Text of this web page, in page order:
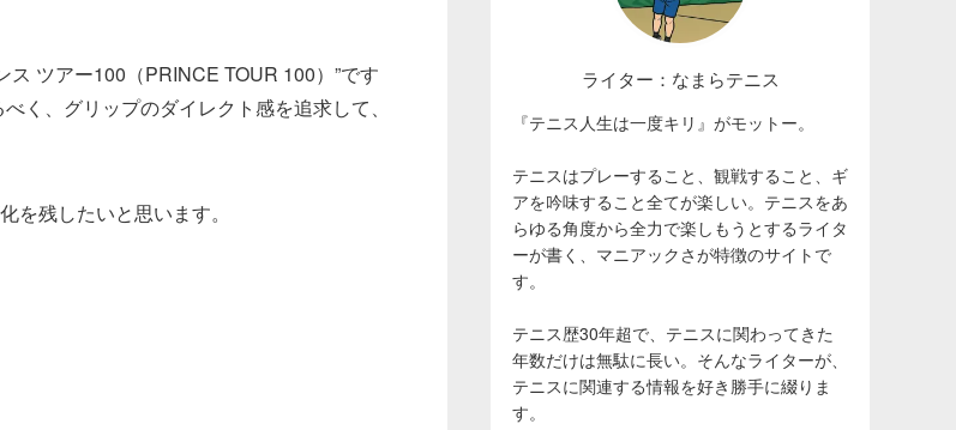
ツアー100（PRINCE TOUR 100）”です
く、グリップのダイレクト感を追求して、
を残したいと思います。
ライター：なまらテニス
『テニス人生は一度キリ』がモットー。
テニスはプレーすること、観戦すること、ギ
アを吟味すること全てが楽しい。テニスをあ
らゆる角度から全力で楽しもうとするライタ
ーが書く、マニアックさが特徴のサイトで
す。
テニス歴30年超で、テニスに関わってきた
年数だけは無駄に長い。そんなライターが、
テニスに関連する情報を好き勝手に綴りま
す。